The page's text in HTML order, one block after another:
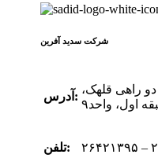
شرکت سدید‌ آفرین
آدرس:
دو راهی قلهک،
اول، واحد۹
تلفن: – ۲۶۴۲۱۴۷۵